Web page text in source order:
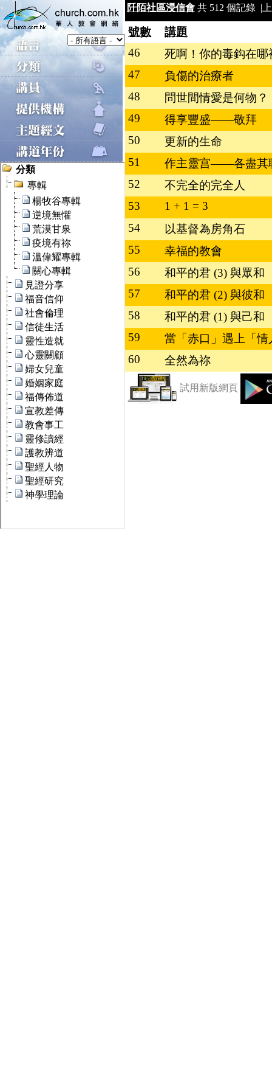
阡陌社區浸信會 共 512 個記錄 |
號數
講題
46
死啊！你的毒鈎在哪
47
負傷的治療者
48
問世間情愛是何物？
49
得享豐盛——敬拜
50
更新的生命
51
作主靈宫——各盡其
52
不完全的完全人
53
1 + 1 = 3
54
以基督為房角石
55
幸福的教會
56
和平的君 (3) 與眾和
57
和平的君 (2) 與彼和
58
和平的君 (1) 與己和
59
當「赤口」遇上「情
60
全然為祢
試用新版網頁